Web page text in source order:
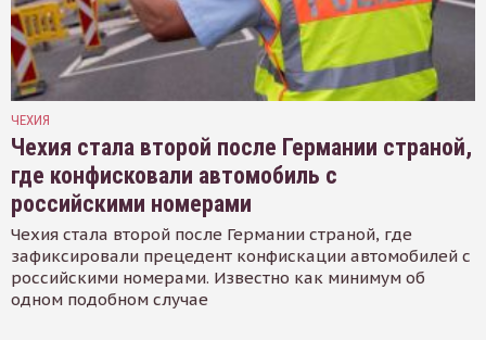
ЧЕХИЯ
Чехия стала второй после Германии страной,
где конфисковали автомобиль с
российскими номерами
Чехия стала второй после Германии страной, где
зафиксировали прецедент конфискации автомобилей с
российскими номерами. Известно как минимум об
одном подобном случае